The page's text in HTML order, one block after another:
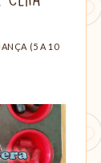
(5 A 10